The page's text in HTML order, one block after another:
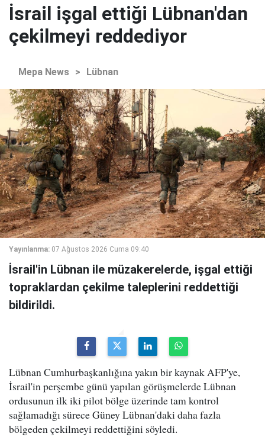
İsrail işgal ettiği Lübnan'dan
çekilmeyi reddediyor
Mepa News > Lübnan
Yayınlanma: 07 Ağustos 2026 Cuma 09:40
İsrail'in Lübnan ile müzakerelerde, işgal ettiği
topraklardan çekilme taleplerini reddettiği
bildirildi.
Lübnan Cumhurbaşkanlığına yakın bir kaynak AFP'ye,
İsrail'in perşembe günü yapılan görüşmelerde Lübnan
ordusunun ilk iki pilot bölge üzerinde tam kontrol
sağlamadığı sürece Güney Lübnan'daki daha fazla
bölgeden çekilmeyi reddettiğini söyledi.